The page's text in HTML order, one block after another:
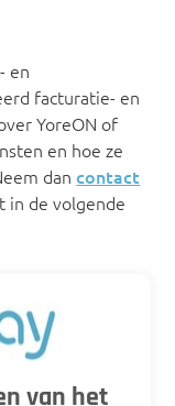
en
facturatie- en
YoreON of
en hoe ze
dancontact
in de volgende
van het